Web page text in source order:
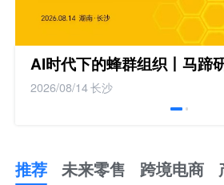
AI时代下的蜂群组织丨马蹄
2026/08/14长沙
推荐 未来零售 跨境电商